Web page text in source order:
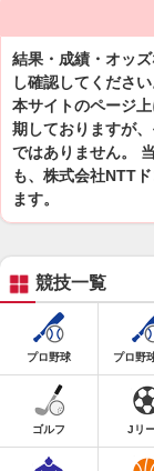
結果・成績・オッ
し確認してください
本サイトのページ
期しておりますが
ではありません。
も、株式会社NTT
ます。
競技一覧
プロ野球 プロ野
ゴルフ Jリ